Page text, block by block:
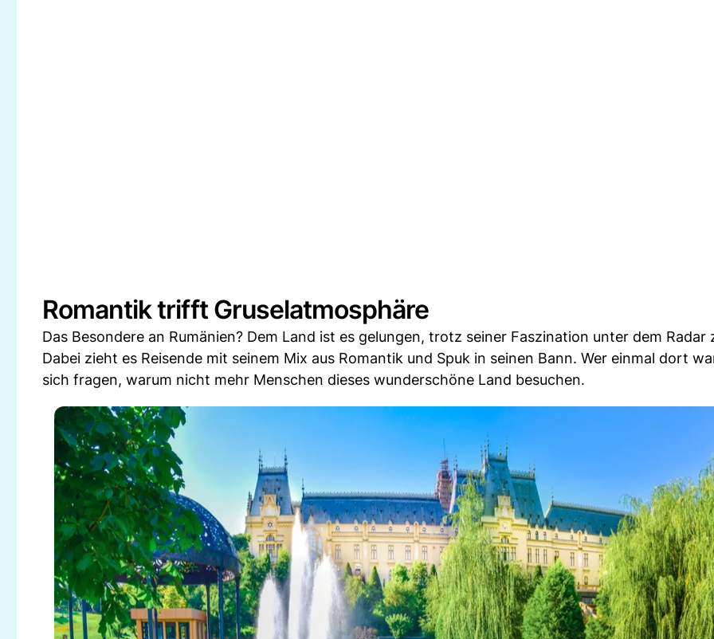
Romantik trifft Gruselatmosphäre
Das Besondere an Rumänien? Dem Land ist es gelungen, trotz seiner Faszination unter dem Radar
Dabei zieht es Reisende mit seinem Mix aus Romantik und Spuk in seinen Bann. Wer einmal dort
sich fragen, warum nicht mehr Menschen dieses wunderschöne Land besuchen.